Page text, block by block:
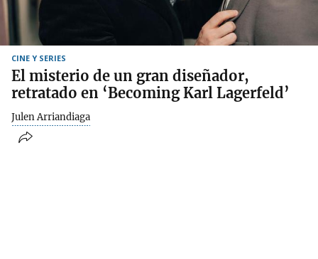
CINE Y SERIES
El misterio de un gran diseñador,
retratado en ‘Becoming Karl Lagerfeld’
Julen Arriandiaga